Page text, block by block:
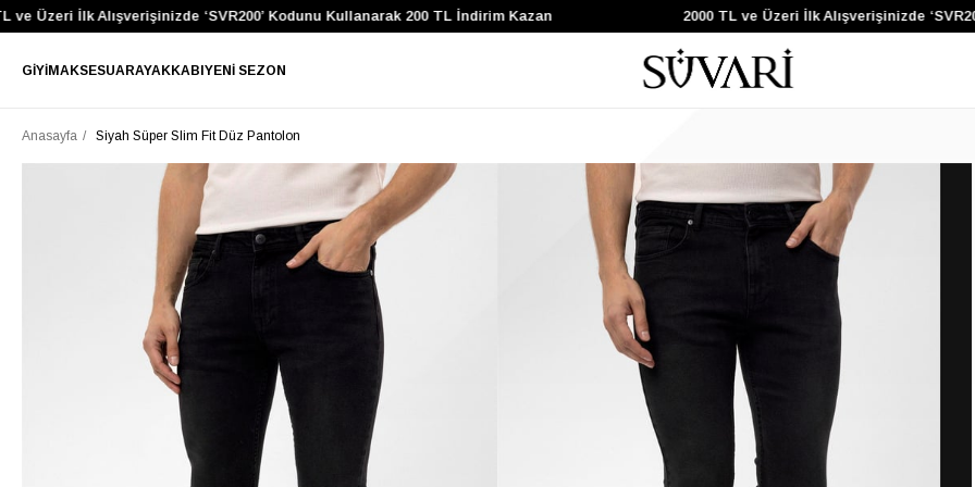
İlk Alışverişinizde ‘SVR200’ Kodunu Kullanarak 200 TL İndirim Kazan 2000 TL ve Üzeri İlk Alışverişinizde
GIYIMAKSESUARAYAKKABIYENI SEZON
Anasayfa Siyah Süper Slim Fit Düz Pantolon